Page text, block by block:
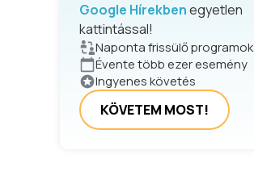
Google Hírekbenegyetlen
kattintással!
Naponta frissülő programok
Évente több ezer esemény
Ingyenes követés
KÖVETEM MOST!